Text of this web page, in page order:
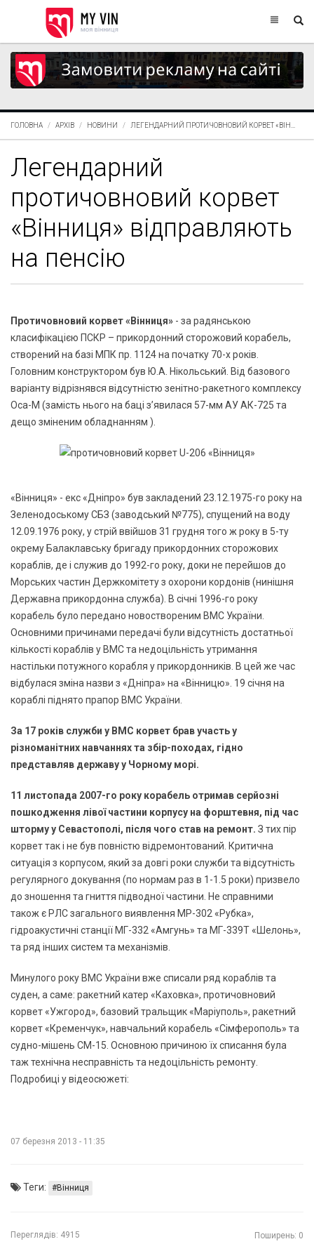
ГОЛОВНА АРХІВ НОВИНИ ЛЕГЕНДАРНИЙ ПРОТИЧОВНОВИЙ КОРВЕТ «ВІН...
Легендарний
протичовновий корвет
«Вінниця» відправляють
на пенсію
Протичовновий корвет «Вінниця» - за радянською
класифікацією ПСКР – прикордонний сторожовий корабель,
створений на базі МПК пр. 1124 на початку 70-х років.
Головним конструктором був Ю.А. Нікольський. Від базового
варіанту відрізнявся відсутністю зенітно-ракетного комплексу
Оса-М (замість нього на баці з’явилася 57-мм АУ АК-725 та
дещо зміненим обладнанням ).
«Вінниця» - екс «Дніпро» був закладений 23.12.1975-го року на
Зеленодоському СБЗ (заводський №775), спущений на воду
12.09.1976 року, у стрій ввійшов 31 грудня того ж року в 5-ту
окрему Балаклавську бригаду прикордонних сторожових
кораблів, де і служив до 1992-го року, доки не перейшов до
Морських частин Держкомітету з охорони кордонів (нинішня
Державна прикордонна служба). В січні 1996-го року
корабель було передано новоствореним ВМС України.
Основними причинами передачі були відсутність достатньої
кількості кораблів у ВМС та недоцільність утримання
настільки потужного корабля у прикордонників. В цей же час
відбулася зміна назви з «Дніпра» на «Вінницю». 19 січня на
кораблі піднято прапор ВМС України.
За 17 років служби у ВМС корвет брав участь у
різноманітних навчаннях та збір-походах, гідно
представляв державу у Чорному морі.
11 листопада 2007-го року корабель отримав серйозні
пошкодження лівої частини корпусу на форштевня, під час
шторму у Севастополі, після чого став на ремонт. З тих пір
корвет так і не був повністю відремонтований. Критична
ситуація з корпусом, який за довгі роки служби та відсутність
регулярного докування (по нормам раз в 1-1.5 роки) призвело
до зношення та гниття підводної частини. Не справними
також є РЛС загального виявлення МР-302 «Рубка»,
гідроакустичні станції МГ-332 «Амгунь» та МГ-339Т «Шелонь»,
та ряд інших систем та механізмів.
Минулого року ВМС України вже списали ряд кораблів та
суден, а саме: ракетний катер «Каховка», протичовновий
корвет «Ужгород», базовий тральщик «Маріуполь», ракетний
корвет «Кременчук», навчальний корабель «Сімферополь» та
судно-мішень СМ-15. Основною причиною їх списання була
таж технічна несправність та недоцільність ремонту.
Подробиці у відеосюжеті:
07 березня 2013 - 11:35
Теги: Вінниця
Переглядів: 4915 Поширень: 0